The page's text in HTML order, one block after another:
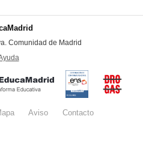
Comunidad de Madrid
Certificación
conformidad
con el
Nacional de
Seguridad
del
Aviso legalContacto